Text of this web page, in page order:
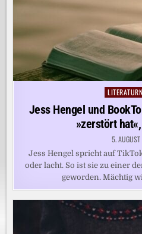
Posted
in
Jess Hengel und
»zerstört
5.
Jess Hengel spricht auf
oder lacht. So ist sie zu einer
geworden. Mächtig